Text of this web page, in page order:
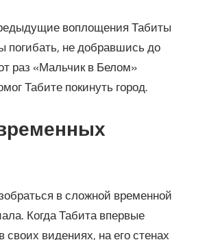
воплощения Табиты
погибать, не добравшись до
раз «Мальчик в Белом»
Табите покинуть город.
в сложной временной
Когда Табита впервые
своих видениях, на его стенах